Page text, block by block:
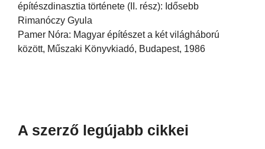
építészdinasztia története (II. rész): Idősebb
Rimanóczy Gyula
Pamer Nóra: Magyar építészet a két világháború
között, Műszaki Könyvkiadó, Budapest, 1986
A szerző legújabb cikkei